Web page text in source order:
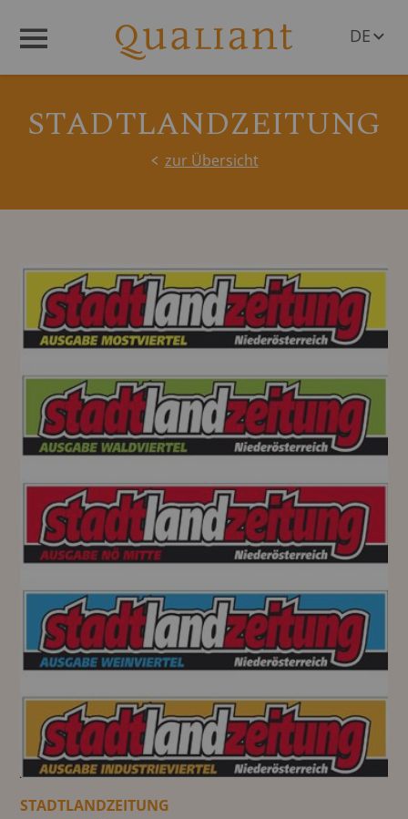
DE
STADTLANDZEITUNG
zur Übersicht
STADTLANDZEITUNG